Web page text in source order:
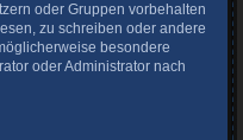
oder Gruppen vorbehalten
zu schreiben oder andere
besondere
oder Administrator nach